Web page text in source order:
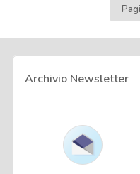
Archivio Newsletter